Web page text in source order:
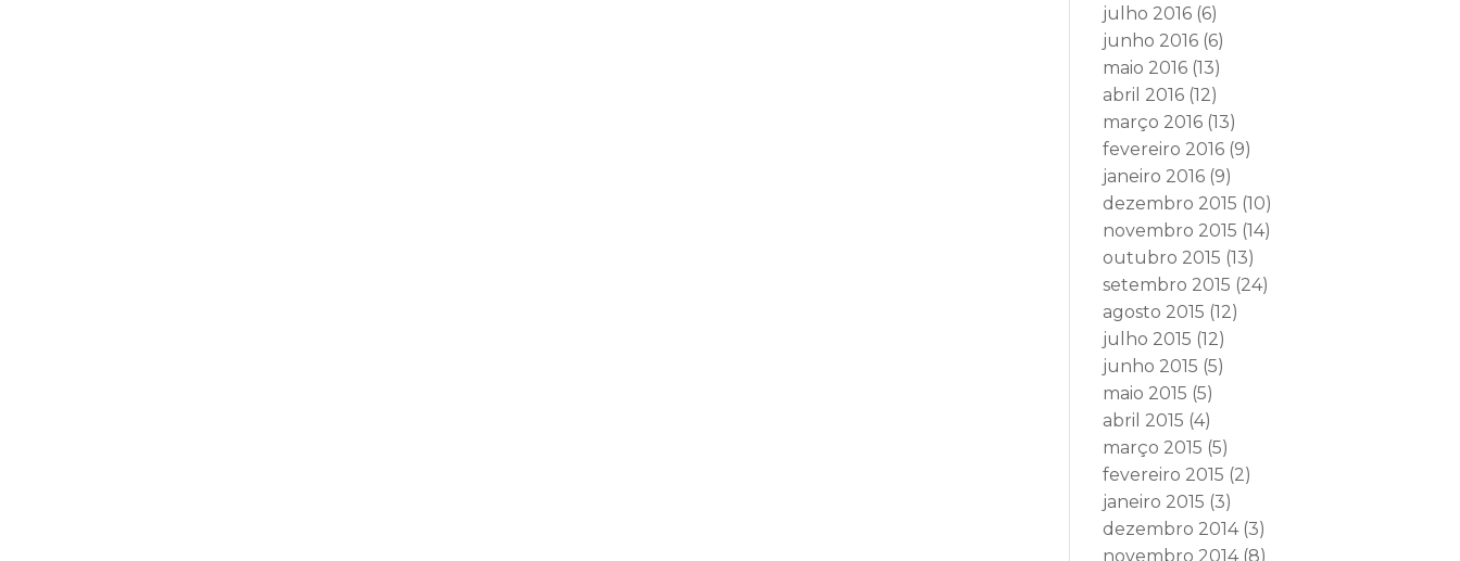
julho 2016 (6)
junho 2016 (6)
maio 2016 (13)
abril 2016 (12)
março 2016 (13)
fevereiro 2016 (9)
janeiro 2016 (9)
dezembro 2015 (10)
novembro 2015 (14)
outubro 2015 (13)
setembro 2015 (24)
agosto 2015 (12)
julho 2015 (12)
junho 2015 (5)
maio 2015 (5)
abril 2015 (4)
março 2015 (5)
fevereiro 2015 (2)
janeiro 2015 (3)
dezembro 2014(3)
novembro 2014(8)